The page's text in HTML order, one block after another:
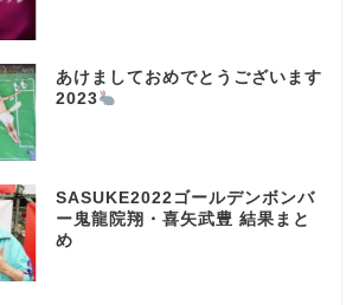
あけましておめでとうございます
2023
SASUKE2022ゴールデンボンバ
ー鬼龍院翔・喜矢武豊 結果まと
め